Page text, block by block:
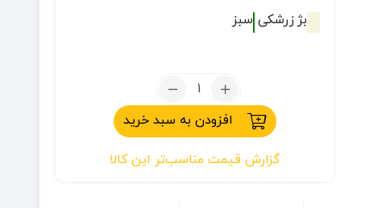
بژ زرشکی سبز
تعداد:
کیف
چاشنی
آشپزی
Happy
افزودن به سبد خرید
گزارش قیمت مناسب‌تر این کالا